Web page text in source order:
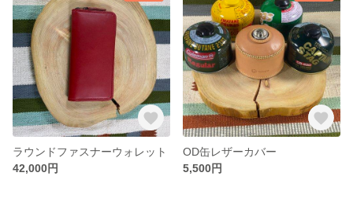
ラウンドファスナーウォレット
42,000円
OD缶レザーカバー
5,500円